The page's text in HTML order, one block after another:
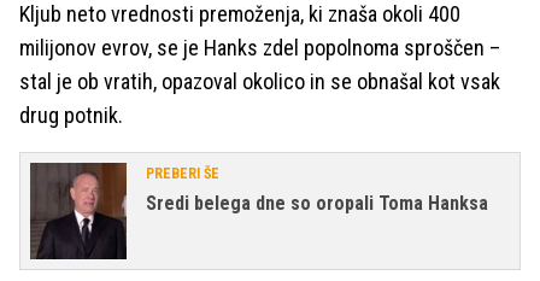
Kljub neto vrednosti premoženja, ki znaša okoli 400
milijonov evrov, se je Hanks zdel popolnoma sproščen –
stal je ob vratih, opazoval okolico in se obnašal kot vsak
drug potnik.
PREBERI ŠE
Sredi belega dne so oropali Toma Hanksa